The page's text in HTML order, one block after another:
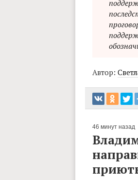
Автор:
46 минут назад